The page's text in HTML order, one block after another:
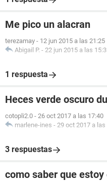
Me pico un alacran
terezamay - 12 jun 2015 a las 21:25
Abigail P. - 22 jun 2015 a las
1 respuesta
Heces verde oscuro
cotopli2.0 - 26 oct 2017 a las 17:40
marlene-ines - 29 oct 2017 a las
3 respuestas
como saber que